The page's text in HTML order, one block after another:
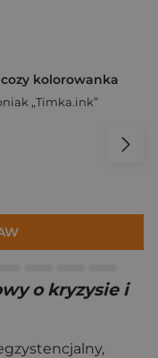
kolorowanka
„Timka.ink”
o kryzysie i